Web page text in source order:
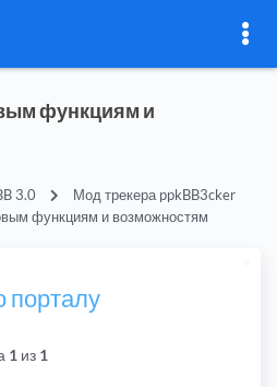
функциям и
3.0
Мод трекера ppkBB3cker
функциям и возможностям
порталу
1 из 1